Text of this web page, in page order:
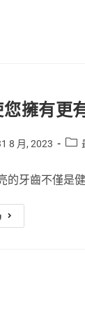
擁有更
8 月, 2023
的牙齒不僅是